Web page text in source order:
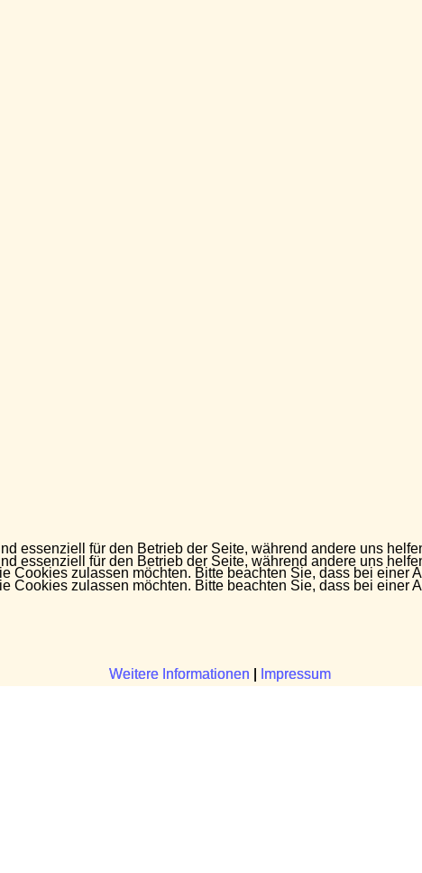
essenziell für den Betrieb der Seite, während andere uns
Cookies zulassen möchten. Bitte beachten Sie, dass bei
Weitere Informationen Impressum
essenziell für den Betrieb der Seite, während andere uns
Cookies zulassen möchten. Bitte beachten Sie, dass bei
Weitere Informationen Impressum